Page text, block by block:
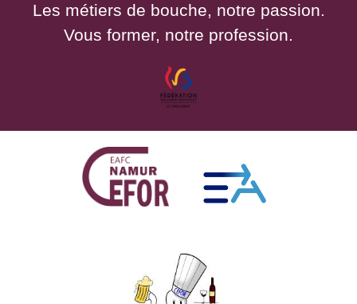
Les métiers de bouche, notre passion.
Vous former, notre profession.